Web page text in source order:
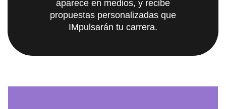
aparece en medios, y recibe
propuestas personalizadas que
IMpulsarán tu carrera.